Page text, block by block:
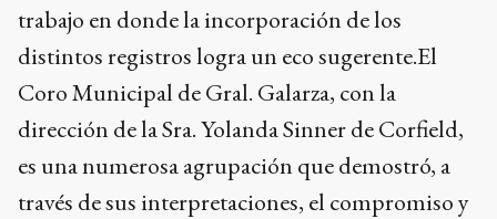
trabajo en donde la incorporación de los
distintos registros logra un eco sugerente.El
Coro Municipal de Gral. Galarza, con la
dirección de la Sra. Yolanda Sinner de Corfield,
es una numerosa agrupación que demostró, a
través de sus interpretaciones, el compromiso y